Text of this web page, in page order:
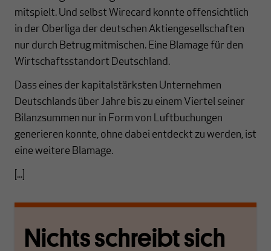
mitspielt. Und selbst Wirecard konnte offensichtlich
in der Oberliga der deutschen Aktiengesellschaften
nur durch Betrug mitmischen. Eine Blamage für den
Wirtschaftsstandort Deutschland.
Dass eines der kapitalstärksten Unternehmen
Deutschlands über Jahre bis zu einem Viertel seiner
Bilanzsummen nur in Form von Luftbuchungen
generieren konnte, ohne dabei entdeckt zu werden, ist
eine weitere Blamage.
[...]
Nichts schreibt sich